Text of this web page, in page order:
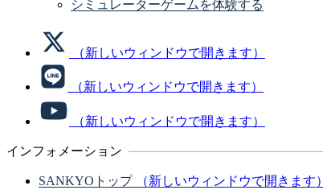
シミュレーターゲームを体験する
（新しいウィンドウで開きます）
（新しいウィンドウで開きます）
（新しいウィンドウで開きます）
インフォメーション
SANKYOトップ
（新しいウィンドウで開きます）